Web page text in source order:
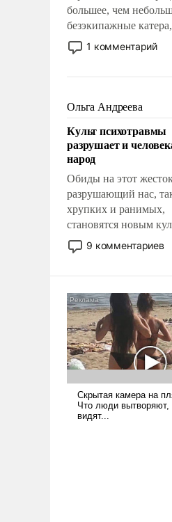
большее, чем
безэкипажные катера,
применение которых
стало обыденностью.
сложна и
и ее реализация
поднимет наши
возможности.
1 комментарий
Ольга Андреева
Культ психотравмы
разрушает и
народ
Обиды на этот
разрушающий нас,
хрупких и ранимых,
становятся новым
постепенно вытесняя и
отменяя традиционное
ударами судьбы,
ответственность,
слабым, идти вперед
адаптироваться.
9 комментариев